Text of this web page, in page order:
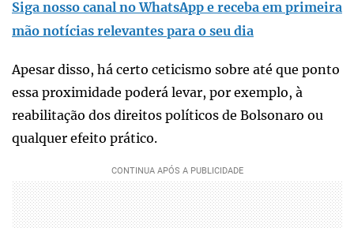
Siga nosso canal no WhatsApp e receba em primeira
mão notícias relevantes para o seu dia
Apesar disso, há certo ceticismo sobre até que ponto
essa proximidade poderá levar, por exemplo, à
reabilitação dos direitos políticos de Bolsonaro ou
qualquer efeito prático.